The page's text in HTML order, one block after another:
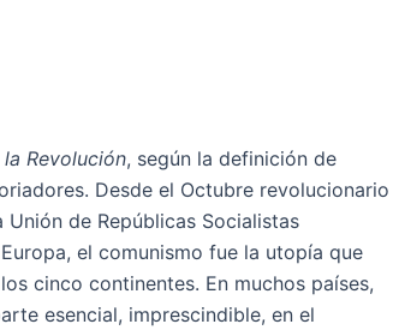
Revolución, según la definición de
Desde el Octubre revolucionario
Unión de Repúblicas Socialistas
el comunismo fue la utopía que
cinco continentes. En muchos países,
esencial, imprescindible, en el